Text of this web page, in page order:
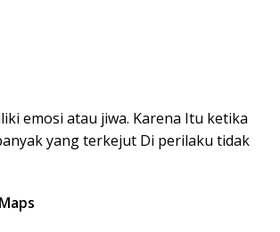
emosi atau jiwa. Karena Itu ketika
yang terkejut Di perilaku tidak